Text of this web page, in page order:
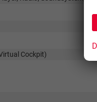
Cockpit)